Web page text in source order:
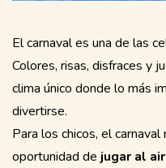
El carnaval es una de las
Colores, risas, disfraces y
clima único donde lo más
divertirse.
Para los chicos, el
oportunidad de jugar al